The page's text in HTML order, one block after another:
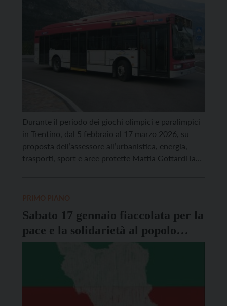
Durante il periodo dei giochi olimpici e paralimpici
in Trentino, dal 5 febbraio al 17 marzo 2026, su
proposta dell’assessore all’urbanistica, energia,
trasporti, sport e aree protette Mattia Gottardi la
Sabato 17 gennaio fiaccolata per la
pace e la solidarietà al popolo
iraniano